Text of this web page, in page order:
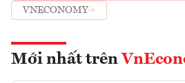
MỚI
VNECONOMY
Mới nhất trên